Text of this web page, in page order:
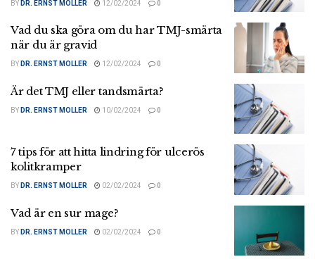
BY DR. ERNST MOLLER 12/02/2024 0
Vad du ska göra om du har TMJ-smärta
när du är gravid
BY DR. ERNST MOLLER 12/02/2024 0
Är det TMJ eller tandsmärta?
BY DR. ERNST MOLLER 10/02/2024 0
7 tips för att hitta lindring för ulcerös
kolitkramper
BY DR. ERNST MOLLER 02/02/2024 0
Vad är en sur mage?
BY DR. ERNST MOLLER 02/02/2024 0